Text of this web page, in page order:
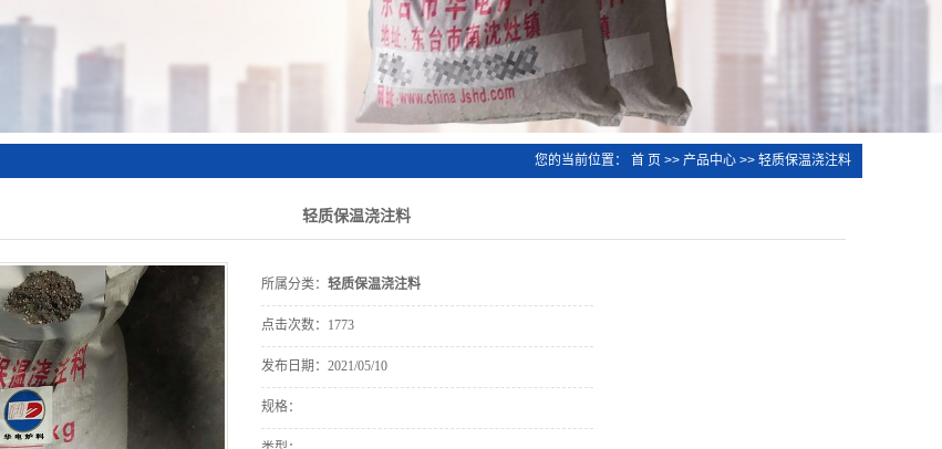
您的当前位置： 首 页 >> 产品中心 >> 轻质保温浇注料
轻质保温浇注料
所属分类： 轻质保温浇注料
点击次数： 1773
发布日期： 2021/05/10
规格：